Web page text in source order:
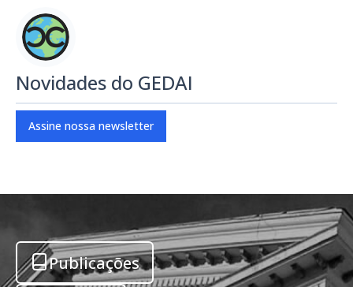
Novidades do GEDAI
Assine nossa newsletter
Publicações